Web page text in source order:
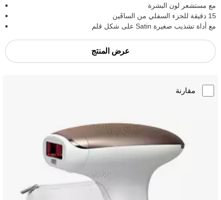
مع مستشعر لون البشرة
15 دقيقة للجزء السفلي من الساقَين
مع أداة تشذيب صغيرة Satin على شكل قلم
عرض المنتج
مقارنة